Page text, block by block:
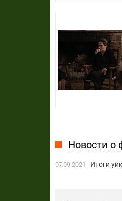
Новости о
07.09.2021 Итоги